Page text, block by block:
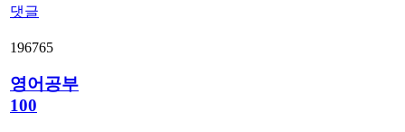
댓글
196765
영어공부
100